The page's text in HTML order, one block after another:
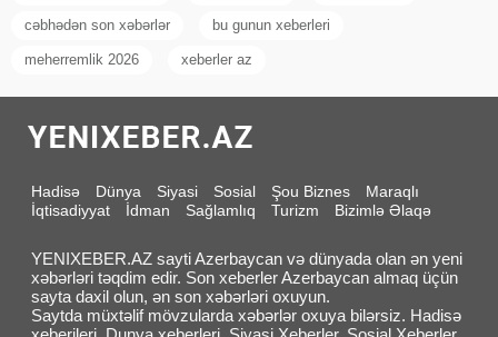
cəbhədən son xəbərlər bu gunun xeberleri
meherremlik 2026 xeberler az
Hadisə Dünya Siyasi Sosial Şou Biznes
Maraqlı
İqtisadiyyat
İdman Sağlamlıq Turizm Bizimlə Əlaqə
YENIXEBER.AZ sayti Azerbaycan və dünyada olan ən yeni
xəbərləri təqdim edir. Son xeberler Azerbaycan almaq üçün
sayta daxil olun, ən son xəbərləri oxuyun.
Saytda müxtəlif mövzularda xəbərlər oxuya bilərsiz. Hadisə